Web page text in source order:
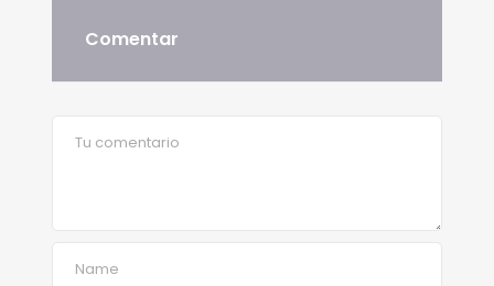
Comentar